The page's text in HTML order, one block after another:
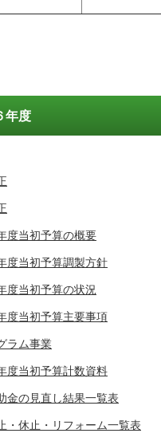
年度
度当初予算の概要
度当初予算調製方針
度当初予算の状況
度当初予算主要事項
ラム事業
度当初予算計数資料
金の見直し結果一覧表
・休止・リフォーム一覧表